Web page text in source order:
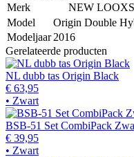
Merk
NEW LOOXS
Model
Origin Double
Modeljaar 2016
Gerelateerde producten
NL dubb tas Origin Black
€ 63,95
• Zwart
BSB-51 Set CombiPack
€ 39,95
• Zwart